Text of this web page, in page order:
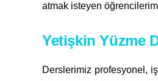
atmak isteyen
Yetişkin Yüzme
Derslerimiz profesyonel,